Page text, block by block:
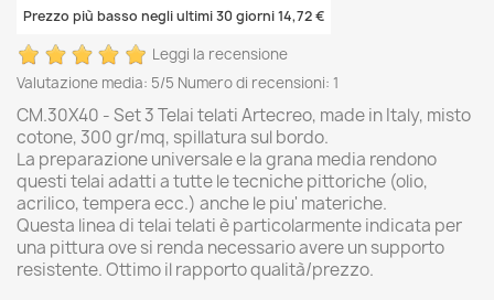
Prezzo più basso negli ultimi 30 giorni 14,72 €
Leggi la recensione
Valutazione media: 5/5 Numero di recensioni: 1
CM.30X40 - Set 3 Telai telati Artecreo, made in Italy, misto
cotone, 300 gr/mq, spillatura sul bordo.
La preparazione universale e la grana media rendono
questi telai adatti a tutte le tecniche pittoriche (olio,
acrilico, tempera ecc.) anche le piu' materiche.
Questa linea di telai telati è particolarmente indicata per
una pittura ove si renda necessario avere un supporto
resistente. Ottimo il rapporto qualità/prezzo.